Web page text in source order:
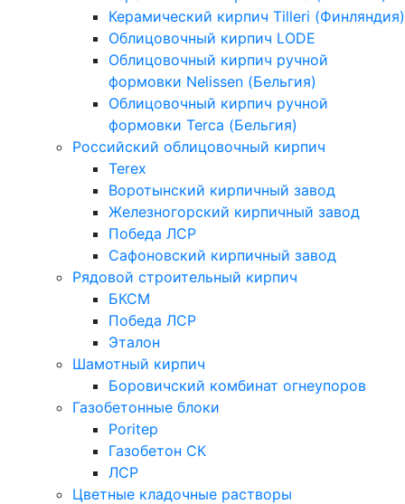
Керамический кирпич Tilleri (Финляндия)
Облицовочный кирпич LODE
Облицовочный кирпич ручной
формовки Nelissen (Бельгия)
Облицовочный кирпич ручной
формовки Terca (Бельгия)
Российский облицовочный кирпич
Terex
Воротынский кирпичный завод
Железногорский кирпичный завод
Победа ЛСР
Сафоновский кирпичный завод
Рядовой строительный кирпич
БКСМ
Победа ЛСР
Эталон
Шамотный кирпич
Боровичский комбинат огнеупоров
Газобетонные блоки
Poritep
Газобетон СК
ЛСР
Цветные кладочные растворы